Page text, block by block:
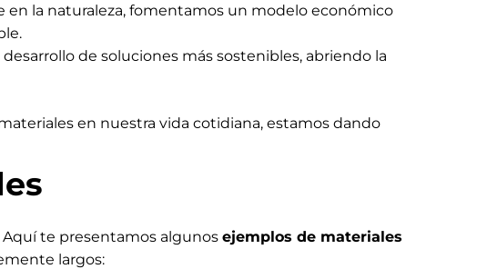
la naturaleza, fomentamos un modelo económico
de soluciones más sostenibles, abriendo la
en nuestra vida cotidiana, estamos dando
te presentamos algunos ejemplos de materiales
largos: